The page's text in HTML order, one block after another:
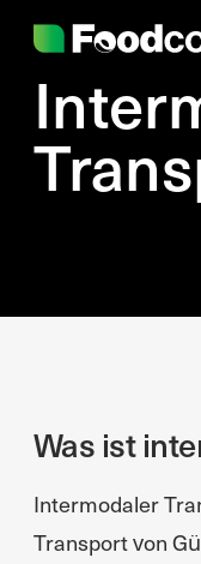
Was ist
Intermodaler
Transport von